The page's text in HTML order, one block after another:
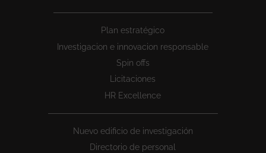
Plan estratégico
Investigacion e innovacion responsable
Spin offs
Licitaciones
HR Excellence
Nuevo edificio de investigación
Directorio de personal